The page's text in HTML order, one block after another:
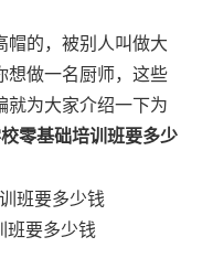
的，被别人叫做大
想做一名厨师，这些
就为大家介绍一下为
零基础培训班要多少
班要多少钱